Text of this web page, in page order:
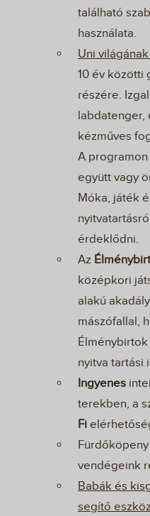
található
használata.
Uni
10 év közötti
részére.
labdatenger,
kézműves
A
együtt vagy
Móka, játék
érdeklődni.
Az
középkori
alakú
mászófallal,
nyitva tartási
Ingyenes
terekben, a
Fi
vendégeink
Babák és
segítő